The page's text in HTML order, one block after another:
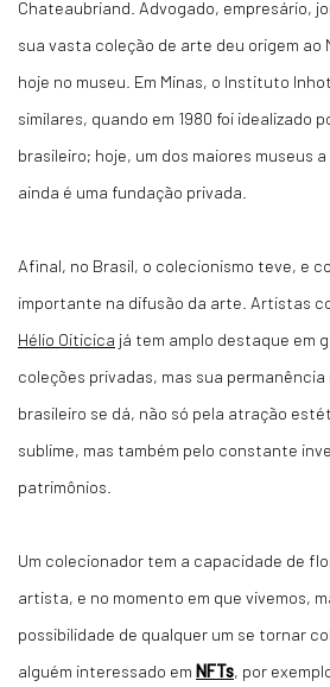
Chateaubriand. Advogado, empresário,
sua vasta coleção de arte deu origem ao
hoje no museu. Em Minas, o Instituto
similares, quando em 1980 foi idealizado
brasileiro; hoje, um dos maiores museus
ainda é uma fundação privada.
Afinal, no Brasil, o colecionismo teve, e
importante na difusão da arte. Artistas
Hélio Oiticica já tem amplo destaque em
coleções privadas, mas sua
brasileiro se dá, não só pela atração
sublime, mas também pelo constante
patrimônios.
Um colecionador tem a capacidade de
artista, e no momento em que vivemos,
possibilidade de qualquer um se tornar
alguém interessado em NFTs, por